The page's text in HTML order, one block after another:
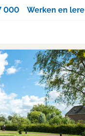
000 Werken en